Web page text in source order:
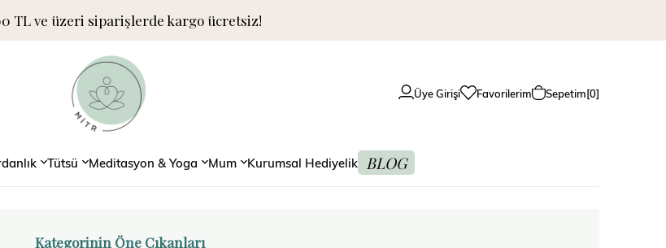
TL ve üzeri siparişlerde kargo ücretsiz!
Üye Girişi Favorilerim Sepetim 0
Tütsü Meditasyon & Yoga Mum Kurumsal Hediyelik BLOG
Kategorinin Öne Çıkanları